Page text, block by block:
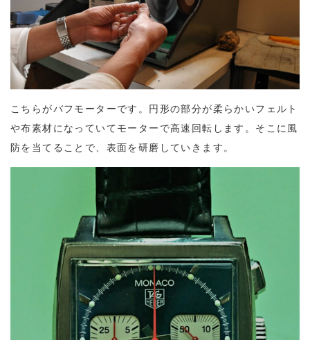
こちらがバフモーターです。円形の部分が柔らかいフェルト
や布素材になっていてモーターで高速回転します。そこに風
防を当てることで、表面を研磨していきます。